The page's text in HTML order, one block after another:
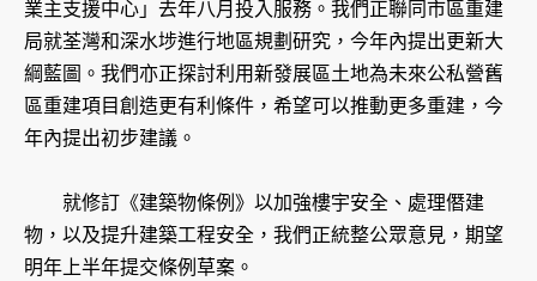
業主支援中心」去年八月投入服務。我們正聯同市區重建
局就荃灣和深水埗進行地區規劃研究，今年內提出更新大
綱藍圖。我們亦正探討利用新發展區土地為未來公私營舊
區重建項目創造更有利條件，希望可以推動更多重建，今
年內提出初步建議。
就修訂《建築物條例》以加強樓宇安全、處理僭建
物，以及提升建築工程安全，我們正統整公眾意見，期望
明年上半年提交條例草案。